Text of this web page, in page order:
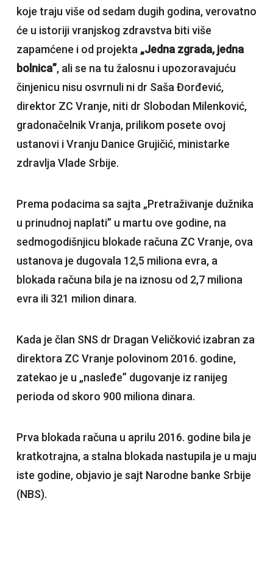
koje traju više od sedam dugih godina, verovatno
će u istoriji vranjskog zdravstva biti više
zapamćene i od projekta „Jedna zgrada, jedna
bolnica”, ali se na tu žalosnu i upozoravajuću
činjenicu nisu osvrnuli ni dr Saša Đorđević,
direktor ZC Vranje, niti dr Slobodan Milenković,
gradonačelnik Vranja, prilikom posete ovoj
ustanovi i Vranju Danice Grujičić, ministarke
zdravlja Vlade Srbije.
Prema podacima sa sajta „Pretraživanje dužnika
u prinudnoj naplati” u martu ove godine, na
sedmogodišnjicu blokade računa ZC Vranje, ova
ustanova je dugovala 12,5 miliona evra, a
blokada računa bila je na iznosu od 2,7 miliona
evra ili 321 milion dinara.
Kada je član SNS dr Dragan Veličković izabran za
direktora ZC Vranje polovinom 2016. godine,
zatekao je u „nasleđe” dugovanje iz ranijeg
perioda od skoro 900 miliona dinara.
Prva blokada računa u aprilu 2016. godine bila je
kratkotrajna, a stalna blokada nastupila je u maju
iste godine, objavio je sajt Narodne banke Srbije
(NBS).